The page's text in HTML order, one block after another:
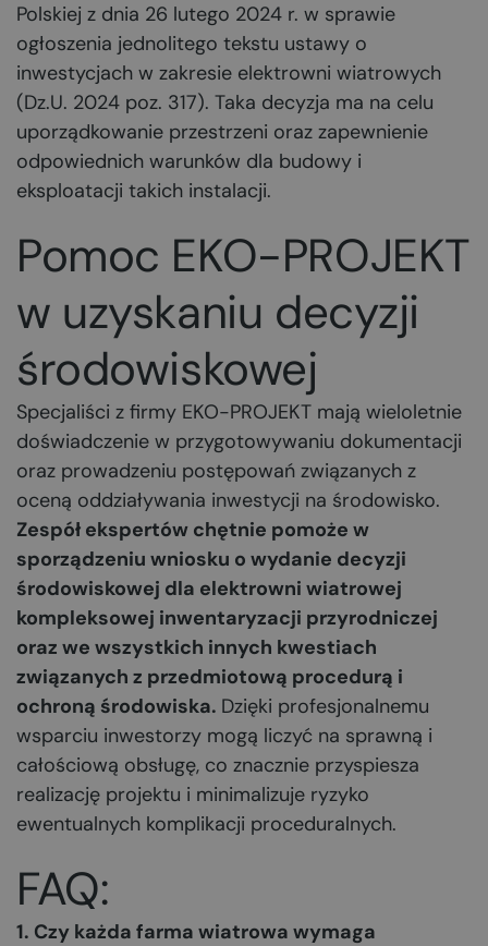
Polskiej z dnia 26 lutego 2024 r. w sprawie
ogłoszenia jednolitego tekstu ustawy o
inwestycjach w zakresie elektrowni wiatrowych
(Dz.U. 2024 poz. 317). Taka decyzja ma na celu
uporządkowanie przestrzeni oraz zapewnienie
odpowiednich warunków dla budowy i
eksploatacji takich instalacji.
Pomoc EKO-PROJEKT
w uzyskaniu decyzji
środowiskowej
Specjaliści z firmy EKO-PROJEKT mają wieloletnie
doświadczenie w przygotowywaniu dokumentacji
oraz prowadzeniu postępowań związanych z
oceną oddziaływania inwestycji na środowisko.
Zespół ekspertów chętnie pomoże w
sporządzeniu wniosku o wydanie decyzji
środowiskowej dla elektrowni wiatrowej
kompleksowej inwentaryzacji przyrodniczej
oraz we wszystkich innych kwestiach
związanych z przedmiotową procedurą i
ochroną środowiska. Dzięki profesjonalnemu
wsparciu inwestorzy mogą liczyć na sprawną i
całościową obsługę, co znacznie przyspiesza
realizację projektu i minimalizuje ryzyko
ewentualnych komplikacji proceduralnych.
FAQ:
1. Czy każda farma wiatrowa wymaga